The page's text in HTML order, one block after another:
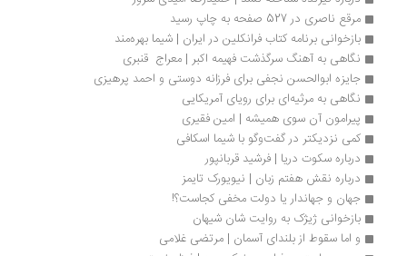
مرقع ناصری در 527 صفحه به چاپ رسید
بازخوانی برنامه کتاب فرانکلین در ایران | شیما بهره‌مند
نگاهی به آهنگ سرگذشت فهیمه اکبر | معراج  قنبری
جایزه ابوالحسن نجفی برای فرزانه دوستی و احمد پرهیزی
نگاهی به مرثیه‌ای برای رویای آمریکایی
پیرامون آن سوی همیشه | امین فقیری
کمی نزدیکتر در گفت‌وگو با شیما اسکافی
درباره سکوت دریا | فرشید قربانپور
درباره نقش هفتم زبان | نیویورک تایمز
جهان و جهاندار یا دولت مخفی کجاست؟!
بازخوانی ژیژک به روایت شان شیهان
و اما سقوط از بلندای آسمان | مرتضی غلامی